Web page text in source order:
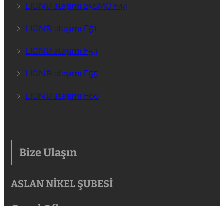
﹥ LION® alaşımı 25SMO F44
﹥ LION® alaşımı F51
﹥ LION® alaşımı F53
﹥ LION® alaşımı F55
﹥ LION® alaşımı F60
Bize Ulaşın
ASLAN NİKEL ŞUBESİ